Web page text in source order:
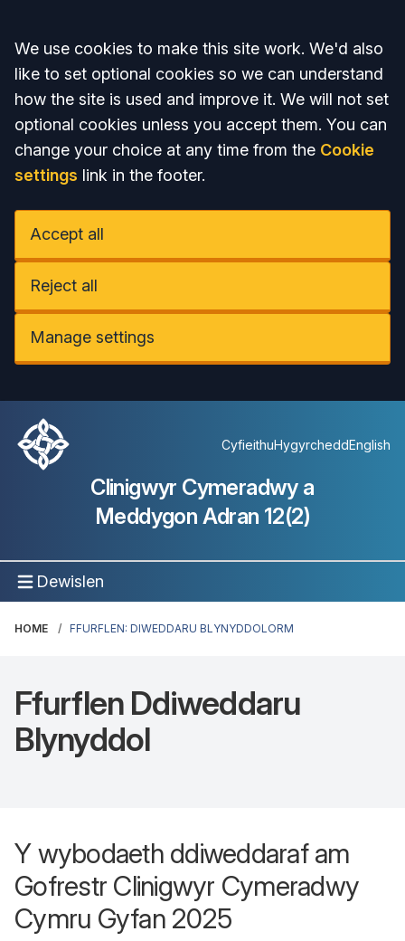
Accept all
We use cookies to make this site work. We'd also
like to set optional cookies so we can understand
how the site is used and improve it. We will not set
optional cookies unless you accept them. You can
change your choice at any time from the Cookie
settings link in the footer.
Accept all
Reject all
Manage settings
CyfieithuHygyrcheddEnglish
Clinigwyr Cymeradwy a
Meddygon Adran 12(2)
Dewislen
HOME FFURFLEN: DIWEDDARU BLYNYDDOLORM
Ffurflen Ddiweddaru
Blynyddol
Y wybodaeth ddiweddaraf am
Gofrestr Clinigwyr Cymeradwy
Cymru Gyfan 2025